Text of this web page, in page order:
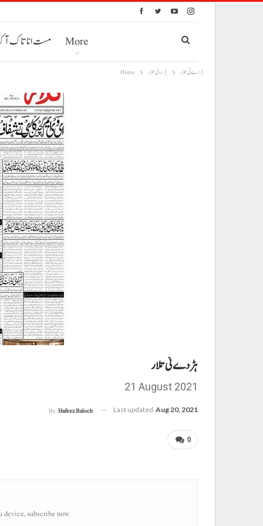
مست انا تاک More
Home ہڑدیئی تلار ہڑدے ئی تلار
ہڑدے ئی تلار
21 August 2021
By Hafeez Baloch Last updated Aug 20, 2021
0
subscribe now.